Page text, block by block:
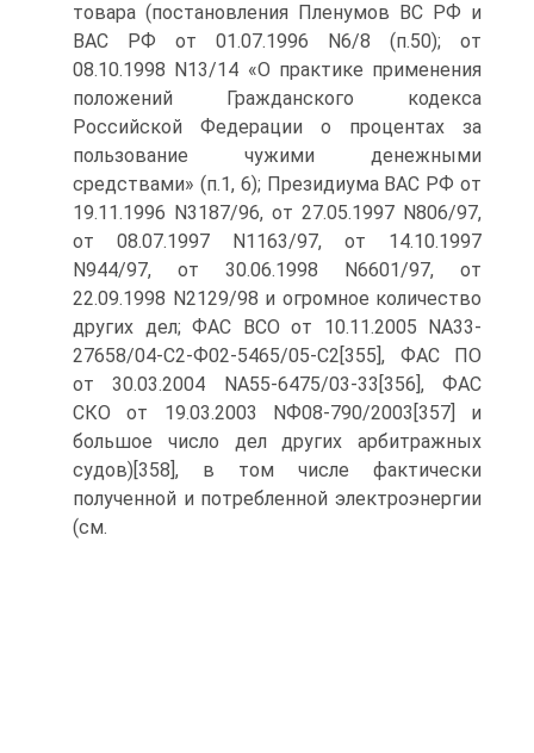
товара (постановления Пленумов ВС РФ и
ВАС РФ от 01.07.1996 N6/8 (п.50); от
08.10.1998 N13/14 «О практике применения
положений Гражданского кодекса
Российской Федерации о процентах за
пользование чужими денежными
средствами» (п.1, 6); Президиума ВАС РФ от
19.11.1996 N3187/96, от 27.05.1997 N806/97,
от 08.07.1997 N1163/97, от 14.10.1997
N944/97, от 30.06.1998 N6601/97, от
22.09.1998 N2129/98 и огромное количество
других дел; ФАС ВСО от 10.11.2005 NА33-
27658/04-С2-Ф02-5465/05-С2[355], ФАС ПО
от 30.03.2004 NА55-6475/03-33[356], ФАС
СКО от 19.03.2003 NФ08-790/2003[357] и
большое число дел других арбитражных
судов)[358], в том числе фактически
полученной и потребленной электроэнергии
(см.